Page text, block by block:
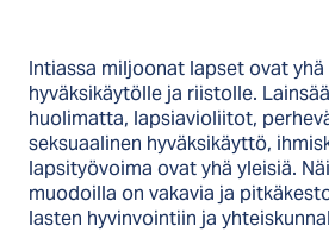
Intiassa miljoonat lapset ovat
hyväksikäytölle ja riistolle.
huolimatta, lapsiavioliitot,
seksuaalinen hyväksikäyttö,
lapsityövoima ovat yhä yleisiä.
muodoilla on vakavia ja
lasten hyvinvointiin ja